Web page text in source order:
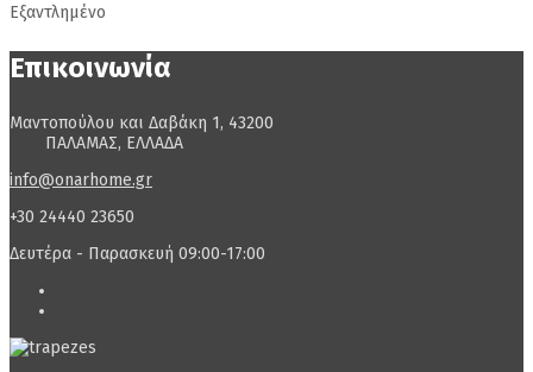
Εξαντλημένο
Επικοινωνία
Μαντοπούλου και Δαβάκη 1, 43200
ΠΑΛΑΜΑΣ, ΕΛΛΑΔΑ
info@onarhome.gr
+30 24440 23650
Δευτέρα - Παρασκευή 09:00-17:00